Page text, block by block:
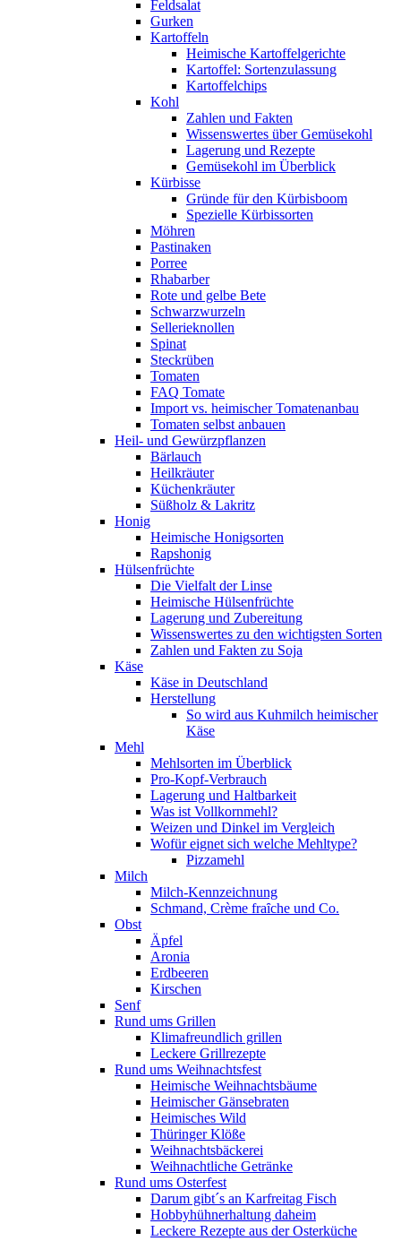
Feldsalat
Gurken
Kartoffeln
Heimische Kartoffelgerichte
Kartoffel: Sortenzulassung
Kartoffelchips
Kohl
Zahlen und Fakten
Wissenswertes über Gemüsekohl
Lagerung und Rezepte
Gemüsekohl im Überblick
Kürbisse
Gründe für den Kürbisboom
Spezielle Kürbissorten
Möhren
Pastinaken
Porree
Rhabarber
Rote und gelbe Bete
Schwarzwurzeln
Sellerieknollen
Spinat
Steckrüben
Tomaten
FAQ Tomate
Import vs. heimischer Tomatenanbau
Tomaten selbst anbauen
Heil- und Gewürzpflanzen
Bärlauch
Heilkräuter
Küchenkräuter
Süßholz & Lakritz
Honig
Heimische Honigsorten
Rapshonig
Hülsenfrüchte
Die Vielfalt der Linse
Heimische Hülsenfrüchte
Lagerung und Zubereitung
Wissenswertes zu den wichtigsten Sorten
Zahlen und Fakten zu Soja
Käse
Käse in Deutschland
Herstellung
So wird aus Kuhmilch heimischer
Käse
Mehl
Mehlsorten im Überblick
Pro-Kopf-Verbrauch
Lagerung und Haltbarkeit
Was ist Vollkornmehl?
Weizen und Dinkel im Vergleich
Wofür eignet sich welche Mehltype?
Pizzamehl
Milch
Milch-Kennzeichnung
Schmand, Crème fraȋche und Co.
Obst
Äpfel
Aronia
Erdbeeren
Kirschen
Senf
Rund ums Grillen
Klimafreundlich grillen
Leckere Grillrezepte
Rund ums Weihnachtsfest
Heimische Weihnachtsbäume
Heimischer Gänsebraten
Heimisches Wild
Thüringer Klöße
Weihnachtsbäckerei
Weihnachtliche Getränke
Rund ums Osterfest
Darum gibt´s an Karfreitag Fisch
Hobbyhühnerhaltung daheim
Leckere Rezepte aus der Osterküche